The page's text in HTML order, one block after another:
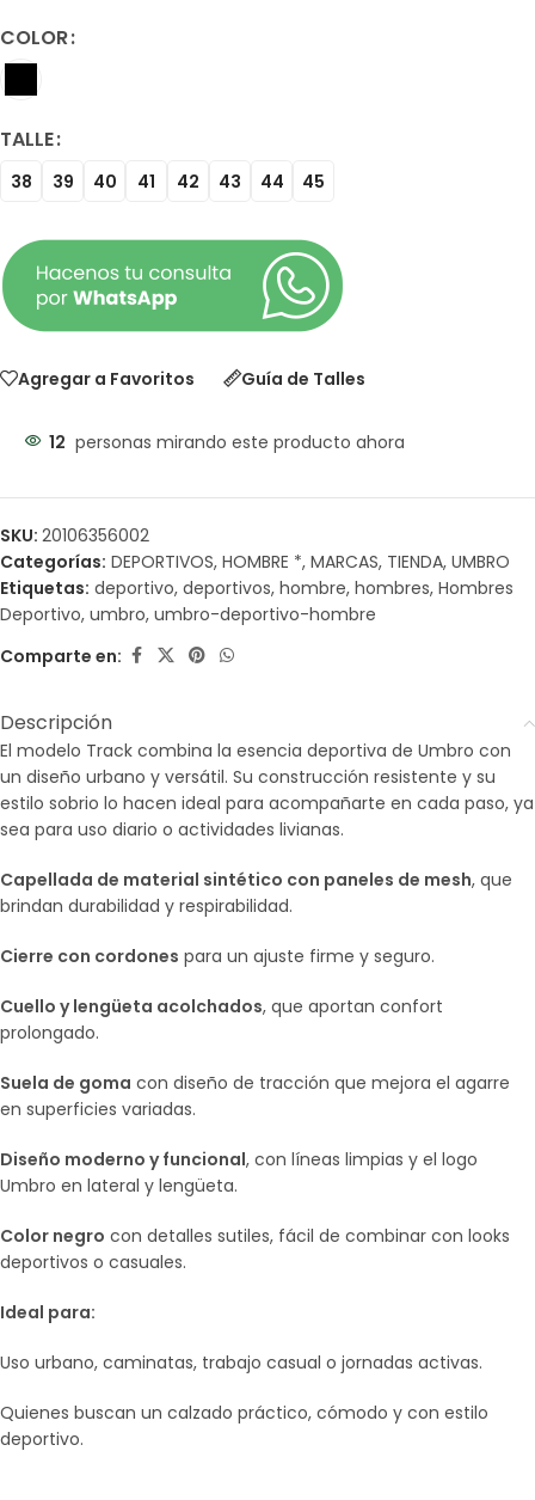
COLOR
TALLE
38 39 40 41 42 43 44 45
Agregar a Favoritos Guía de Talles
12 personas mirando este producto ahora
SKU: 20106356002
Categorías: DEPORTIVOS, HOMBRE *, MARCAS, TIENDA, UMBRO
Etiquetas: deportivo, deportivos, hombre, hombres, Hombres
Deportivo, umbro, umbro-deportivo-hombre
Comparte en:
Descripción
El modelo Track combina la esencia deportiva de Umbro con
un diseño urbano y versátil. Su construcción resistente y su
estilo sobrio lo hacen ideal para acompañarte en cada paso, ya
sea para uso diario o actividades livianas.
Capellada de material sintético con paneles de mesh, que
brindan durabilidad y respirabilidad.
Cierre con cordones para un ajuste firme y seguro.
Cuello y lengüeta acolchados, que aportan confort
prolongado.
Suela de goma con diseño de tracción que mejora el agarre
en superficies variadas.
Diseño moderno y funcional, con líneas limpias y el logo
Umbro en lateral y lengüeta.
Color negro con detalles sutiles, fácil de combinar con looks
deportivos o casuales.
Ideal para:
Uso urbano, caminatas, trabajo casual o jornadas activas.
Quienes buscan un calzado práctico, cómodo y con estilo
deportivo.